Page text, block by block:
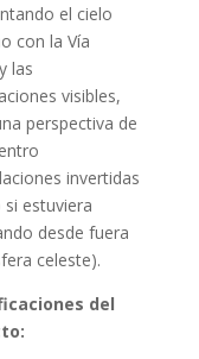
el cielo
con la Vía
las
visibles,
perspectiva de
invertidas
estuviera
desde fuera
celeste).
del